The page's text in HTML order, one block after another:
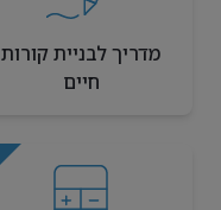
מדריך לבניית קורות
חיים